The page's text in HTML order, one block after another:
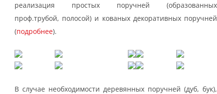
реализация простых поручней (образованных
проф.трубой, полосой) и кованых декоративных поручней
(подробнее).
В случае необходимости деревянных поручней (дуб, бук),